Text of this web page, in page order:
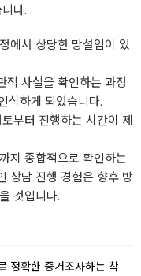
다.
에서 상당한 망설임이 있
적 사실을 확인하는 과정
식하게 되었습니다.
부터 진행하는 시간이 제
지 종합적으로 확인하는
상담 진행 경험은 향후 방
것입니다.
정확한 증거조사하는 착